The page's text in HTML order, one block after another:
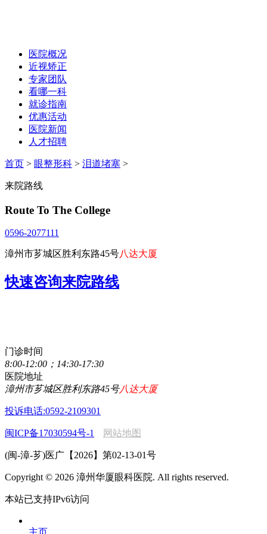
医院概况
近视矫正
专家团队
看哪一科
就诊指南
优惠活动
医院新闻
人才招聘
首页 > 眼整形科 > 泪道堵塞 >
来院路线
Route To The College
0596-2077111
漳州市芗城区胜利东路45号八达大厦
快速咨询来院路线
门诊时间
8:00-12:00；14:30-17:30
医院地址
漳州市芗城区胜利东路45号八达大厦
投诉电话:0592-2109301
闽ICP备17030594号-1 网站地图
(闽-漳-芗)医广【2026】第02-13-01号
Copyright © 2026 漳州华厦眼科医院. All rights reserved.
本站已支持IPv6访问